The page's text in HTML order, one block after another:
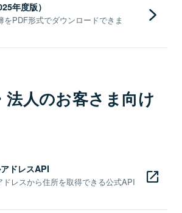
年度版）
をPDF形式でダウンロードできま
法人のお客さま向け
ドレスAPI
レスから住所を取得できる公式API